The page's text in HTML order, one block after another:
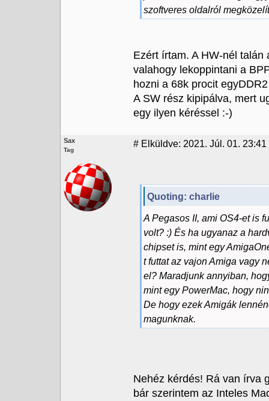
szoftveres oldalról
Ezért írtam. A HW-nél
valahogy lekoppintani a
hozni a 68k procit
A SW rész kipipálva, mert
egy ilyen kéréssel :-)
Sax
Tag
# Elküldve: 2021. Júl. 01. 23:41
Quoting: charlie
A Pegasos II, ami OS4-et is
volt? :) És ha ugyanaz a
chipset is, mint egy
t futtat az vajon Amiga vagy
el? Maradjunk annyiban,
mint egy PowerMac, hogy
De hogy ezek Amigák
magunknak.
Nehéz kérdés! Rá van írva
bár szerintem az Inteles